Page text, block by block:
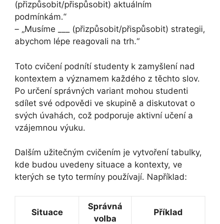
(přizpůsobit/přispůsobit) aktuálním
podmínkám.“
– „Musíme ___ (přizpůsobit/přispůsobit) strategii,
abychom lépe reagovali na trh.“
Toto cvičení podnítí studenty k zamyšlení nad
kontextem a významem každého z těchto slov.
Po určení správných variant mohou studenti
sdílet své odpovědi ve skupině a diskutovat o
svých úvahách, což podporuje aktivní učení a
vzájemnou výuku.
Dalším užitečným cvičením je vytvoření tabulky,
kde budou uvedeny situace a kontexty, ve
kterých se tyto termíny používají. Například:
Situace
Správná
volba
Příklad